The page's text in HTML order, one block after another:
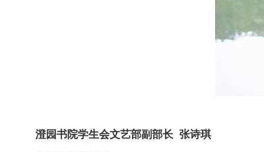
澄园书院学生会文艺部副部长 张诗琪